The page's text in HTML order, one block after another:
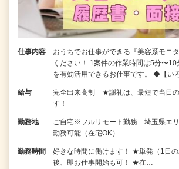
仕事内容
おうちでお仕事ができる『美容系モニ
ください！ 1案件の作業時間は5分〜10
を有効活用できるお仕事です。 ◆【い
給与
完全出来高制 ★謝礼は、最短で当日の
す！
勤務地
ご自宅※フルリモート勤務 埼玉県エ
勤務可能（在宅OK）
勤務時間
好きな時間に働けます！ ★単発（1日
後、即お仕事開始も可！ ★在…